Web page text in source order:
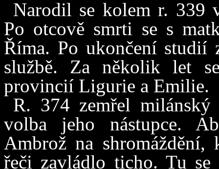
Narodil se kolem r. 339
Po otcově smrti se s
Říma. Po ukončení studií
službě. Za několik let
provincií Ligurie a Emilie.
R. 374 zemřel
volba jeho nástupce.
Ambrož na
řeči zavládlo ticho. Tu